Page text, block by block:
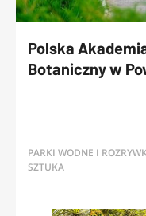
Polska
Botaniczny w
PARKI WODNE I
SZTUKA